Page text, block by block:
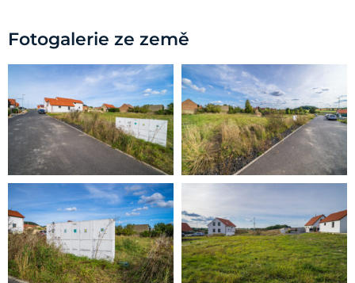
Fotogalerie ze země